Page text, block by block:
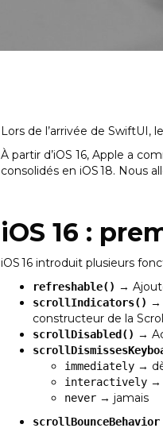
Lors de l’arrivée de SwiftUI,
À partir d’iOS 16, Apple a
consolidés en iOS 18. Nous
iOS 16 :
iOS 16 introduit plusieurs
refreshable() →
scrollIndicators() →
constructeur de la
scrollDisabled() →
immediately→
interactively→
never→ jamais
scrollBounceBehavior